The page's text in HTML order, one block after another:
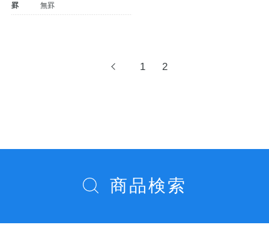
罫 無罫
ー
前
1 2
商品検索